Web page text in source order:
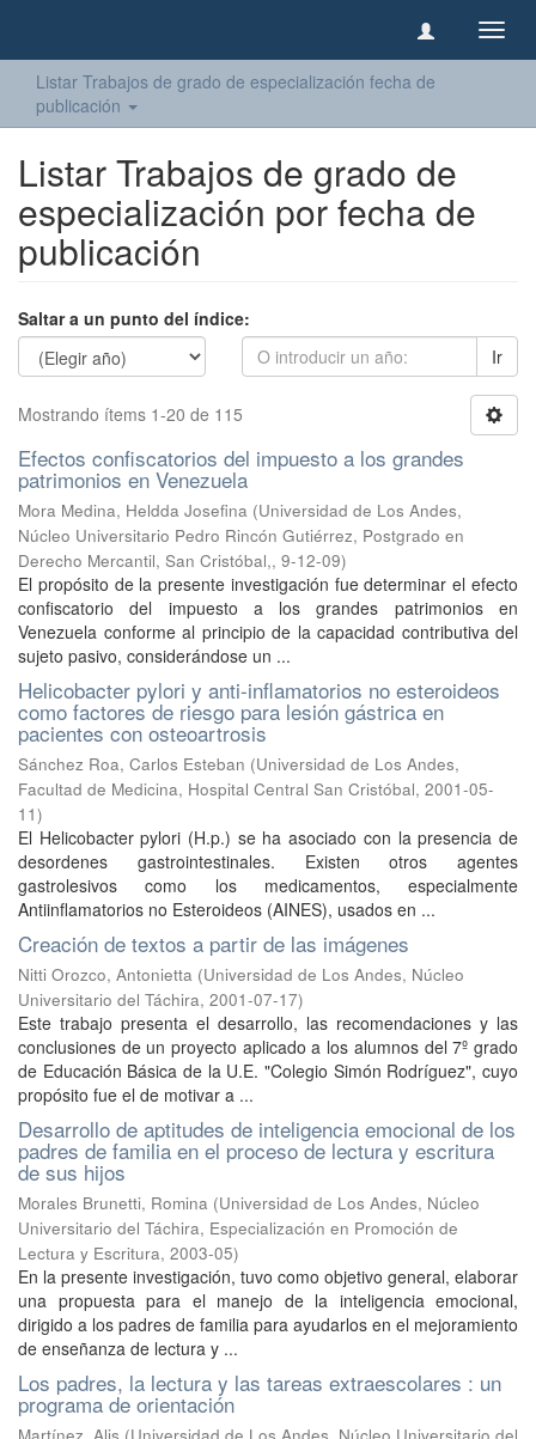
Listar Trabajos de grado de especialización fecha de
publicación
Listar Trabajos de grado de
especialización por fecha de
publicación
Saltar a un punto del índice:
Ir
Mostrando ítems 1-20 de 115
Efectos confiscatorios del impuesto a los grandes
patrimonios en Venezuela
Mora Medina, Heldda Josefina (Universidad de Los Andes,
Núcleo Universitario Pedro Rincón Gutiérrez, Postgrado en
Derecho Mercantil, San Cristóbal,, 9-12-09)
El propósito de la presente investigación fue determinar el efecto
confiscatorio del impuesto a los grandes patrimonios en
Venezuela conforme al principio de la capacidad contributiva del
sujeto pasivo, considerándose un ...
Helicobacter pylori y anti-inflamatorios no esteroideos
como factores de riesgo para lesión gástrica en
pacientes con osteoartrosis
Sánchez Roa, Carlos Esteban (Universidad de Los Andes,
Facultad de Medicina, Hospital Central San Cristóbal, 2001-05-
11)
El Helicobacter pylori (H.p.) se ha asociado con la presencia de
desordenes gastrointestinales. Existen otros agentes
gastrolesivos como los medicamentos, especialmente
Antiinflamatorios no Esteroideos (AINES), usados en ...
Creación de textos a partir de las imágenes
Nitti Orozco, Antonietta (Universidad de Los Andes, Núcleo
Universitario del Táchira, 2001-07-17)
Este trabajo presenta el desarrollo, las recomendaciones y las
conclusiones de un proyecto aplicado a los alumnos del 7º grado
de Educación Básica de la U.E. "Colegio Simón Rodríguez", cuyo
propósito fue el de motivar a ...
Desarrollo de aptitudes de inteligencia emocional de los
padres de familia en el proceso de lectura y escritura
de sus hijos
Morales Brunetti, Romina (Universidad de Los Andes, Núcleo
Universitario del Táchira, Especialización en Promoción de
Lectura y Escritura, 2003-05)
En la presente investigación, tuvo como objetivo general, elaborar
una propuesta para el manejo de la inteligencia emocional,
dirigido a los padres de familia para ayudarlos en el mejoramiento
de enseñanza de lectura y ...
Los padres, la lectura y las tareas extraescolares : un
programa de orientación